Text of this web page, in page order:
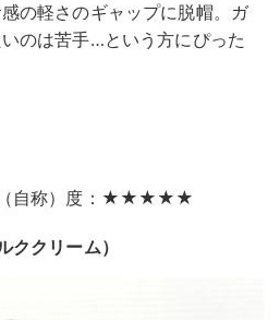
の軽さのギャップに脱帽。ガ
のは苦手…という方にぴった
（自称）度：★★★★★
クリーム）